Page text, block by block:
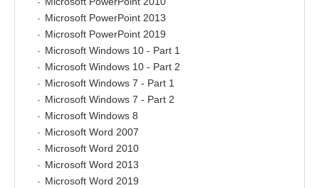
Microsoft PowerPoint 2013
Microsoft PowerPoint 2019
Microsoft Windows 10 - Part 1
Microsoft Windows 10 - Part 2
Microsoft Windows 7 - Part 1
Microsoft Windows 7 - Part 2
Microsoft Windows 8
Microsoft Word 2007
Microsoft Word 2010
Microsoft Word 2013
Microsoft Word 2019